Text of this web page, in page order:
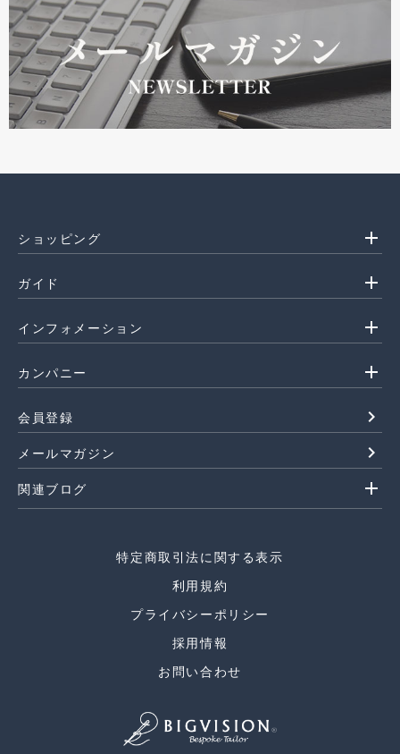
ショッピング add
ガイド add
インフォメーション add
カンパニー add
会員登録 navigate_next
メールマガジン navigate_next
関連ブログ add
特定商取引法に関する表示
利用規約
プライバシーポリシー
採用情報
お問い合わせ